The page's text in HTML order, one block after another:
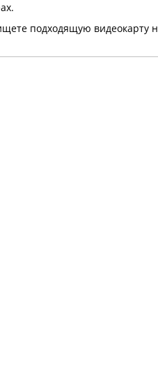
подходящую видеокарту